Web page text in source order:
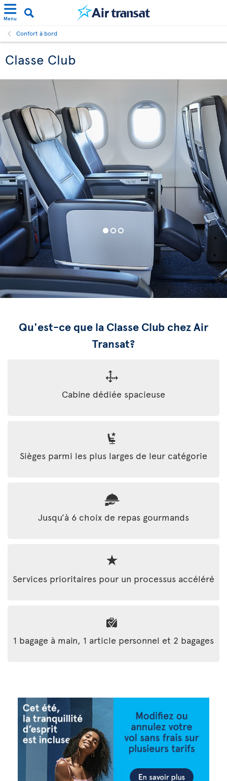
Menu
Confort à bord
Classe Club
Qu'est-ce que la Classe Club chez Air
Transat?
Cabine dédiée spacieuse
Sièges parmi les plus larges de leur catégorie
Jusqu’à 6 choix de repas gourmands
Services prioritaires pour un processus accéléré
1 bagage à main, 1 article personnel et 2 bagages